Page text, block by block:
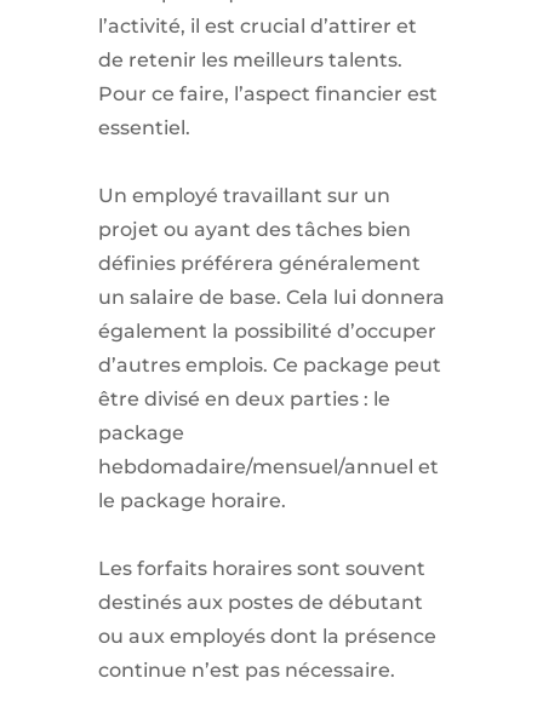
l’activité, il est crucial d’attirer et
de retenir les meilleurs talents.
Pour ce faire, l’aspect financier est
essentiel.
Un employé travaillant sur un
projet ou ayant des tâches bien
définies préférera généralement
un salaire de base. Cela lui donnera
également la possibilité d’occuper
d’autres emplois. Ce package peut
être divisé en deux parties : le
package
hebdomadaire/mensuel/annuel et
le package horaire.
Les forfaits horaires sont souvent
destinés aux postes de débutant
ou aux employés dont la présence
continue n’est pas nécessaire.